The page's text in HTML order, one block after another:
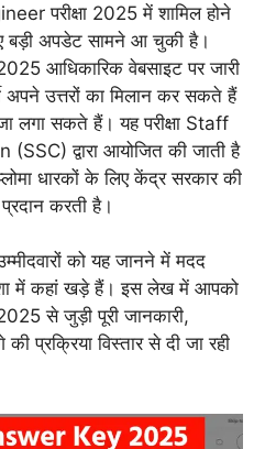
परीक्षा 2025 में शामिल होने
बड़ी अपडेट सामने आ चुकी है।
आधिकारिक वेबसाइट पर जारी
अपने उत्तरों का मिलान कर सकते हैं
लगा सकते हैं। यह परीक्षा Staff
द्वारा आयोजित की जाती है
धारकों के लिए केंद्र सरकार की
करती है।
को यह जानने में मदद
में कहां खड़े हैं। इस लेख में आपको
से जुड़ी पूरी जानकारी,
प्रक्रिया विस्तार से दी जा रही